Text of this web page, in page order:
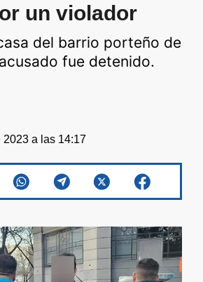
un violador
del barrio porteño de
fue detenido.
a las 14:17